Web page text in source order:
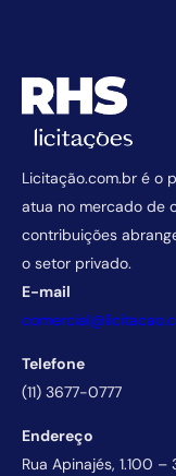
Licitação.com.br é o
atua no mercado de
contribuições
o setor privado.
E-mail
Telefone
(11) 3677-0777
Endereço
Rua Apinajés, 1.100